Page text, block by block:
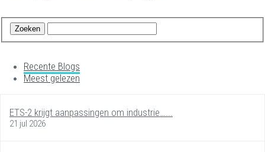
Recente Blogs
Meest gelezen
ETS-2 krijgt aanpassingen om industrie…...
21 jul 2026